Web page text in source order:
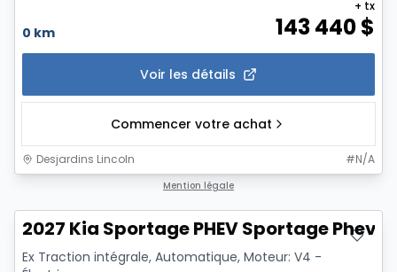
0 km 143 440$
+ tx
Voir les détails
Commencer votre achat
Desjardins Lincoln #N/A
Mention légale
2027 Kia Sportage PHEV Sportage Phev
Ex Traction intégrale, Automatique, Moteur: V4 -